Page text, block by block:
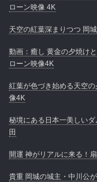
ローン映像 4K
天空の紅葉深まりつつ 岡
動画：癒し 黄金の夕焼け
ローン映像4K
紅葉が色づき始める天空
像4K
秘境にある日本一美しい
田
開運 神がリアルに来る！
貴重 岡城の城主・中川公